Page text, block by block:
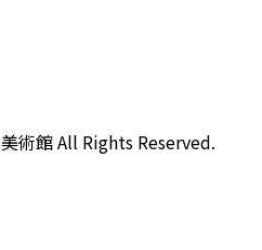
術館 All Rights Reserved.